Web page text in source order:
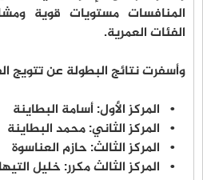
المنافسات مستويات قوية
الفئات العمرية.
وأسفرت نتائج البطولة عن تتويج
• المركز الأول: أسامة البطاينة
• المركز الثاني: محمد البطاينة
• المركز الثالث: حازم العناسوة
• المركز الثالث مكرر: خليل